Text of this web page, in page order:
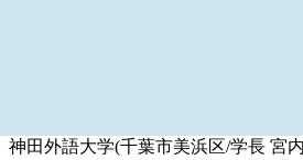
神田外語大学(千葉市美浜区/学長 宮